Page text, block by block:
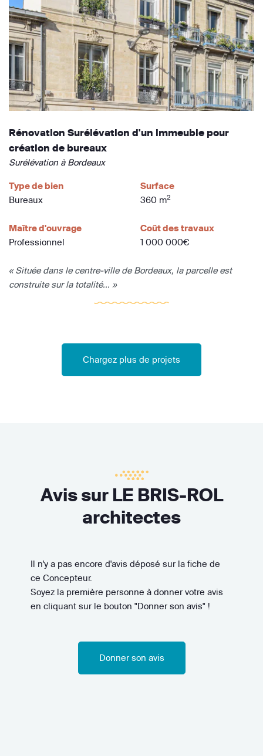
Rénovation Surélévation d'un immeuble pour
création de bureaux
Surélévation à Bordeaux
Type de bien
Bureaux
Surface
360 m2
Maître d'ouvrage
Professionnel
Coût des travaux
1 000 000€
« Située dans le centre-ville de Bordeaux, la parcelle est
construite sur la totalité... »
Chargez plus de projets
Avis sur LE BRIS-ROL
architectes
Il n'y a pas encore d'avis déposé sur la fiche de
ce Concepteur.
Soyez la première personne à donner votre avis
en cliquant sur le bouton "Donner son avis" !
Donner son avis